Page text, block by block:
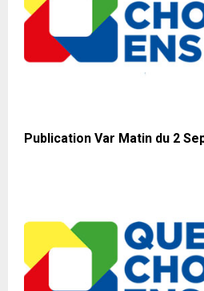
Publication Var Matin du 2